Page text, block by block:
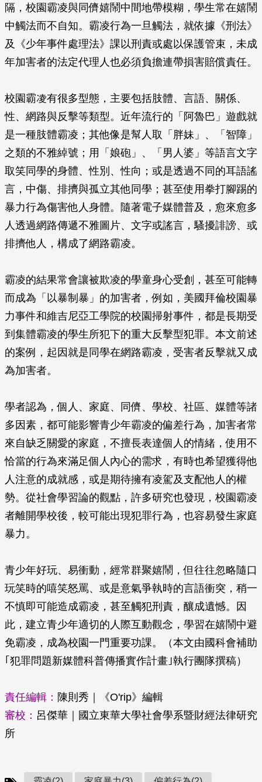
隔，校園霸凌與同儕嬉鬧中間地帶模糊，學生常在嬉鬧
中觸法而不自知。霸凌行為一旦觸法，就依據《刑法》
及《少年事件處理法》課以刑責或處以保護管束，未成
年加害者的法定代理人也必須負擔連帶損害賠償責任。
校園霸凌有很多型態，主要包括肢體、言語、關係、
性、網路與反擊等類型。近年流行的「阿魯巴」遊戲就
是一種肢體霸凌；其他像是幫人取「胖妹」、「智障」
之類的不雅綽號；用「娘砲」、「男人婆」等語言文字
取笑同學的身體、性別、性向；或是透過不同的耳語謠
言，中傷、排擠與孤立其他同學；甚至使用拳打腳踢的
暴力行為傷害他人身體。隨著電子媒體普及，愈來愈多
人透過網路傳遞不雅圖片、文字或謠言，騷擾誹謗、或
排擠他人，構成了網路霸凌。
霸凌的結果常會讓被欺凌的學童身心受創，甚至可能轉
而成為「以暴制暴」的加害者，例如，美國拜倫校園暴
力事件和維吉尼亞工學院的校園掃射事件，都是長期受
到集體霸凌的學生所犯下的重大反擊型犯罪。本文前述
的案例，起因就是同學在網路霸凌，受害者反擊就又成
為加害者。
學者認為，個人、家庭、同儕、學校、社區、媒體等諸
多因素，都可能影響青少年霸凌的偏差行為，加害者常
來自缺乏關愛的家庭，不擅長表達個人的情緒，使用不
恰當的行為來滿足個人內心的需求，有時也希望獲得他
人注意的成就感，或是期待擁有凌駕及支配他人的權
勢。從社會學習論的觀點，許多研究也發現，校園霸凌
者離開學校後，較可能出現犯罪行為，也容易發生家庭
暴力。
青少年好玩、易衝動，經常群聚嬉鬧，但往往忽略隨口
玩笑時的嘻笑怒罵、或是意氣爭執時的言語衝突，稍一
不慎即可能造成霸凌，甚至觸犯刑責，釀成遺憾。因
此，建立青少年適切的人際互動觀念，學習在嬉鬧中避
免霸凌，成為校園一門重要功課。（本文由國科會補助
｢犯罪問題新媒體科普傳播實作計畫｣執行團隊撰稿）
責任編輯： 陳則秀｜《O'rip》編輯
審校： 呂傑華｜國立東華大學社會學系暨財經法律研究
所